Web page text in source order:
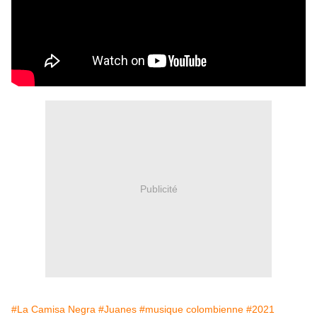
Publicité
#La Camisa Negra #Juanes #musique colombienne #2021